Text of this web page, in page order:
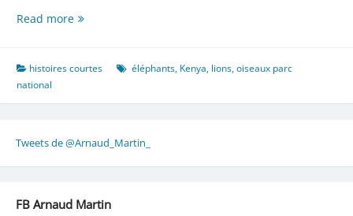
Read moreKenya!
histoires courtes éléphants, Kenya, lions,oiseaux parc
national
Tweets de @Arnaud_Martin_
FB Arnaud Martin